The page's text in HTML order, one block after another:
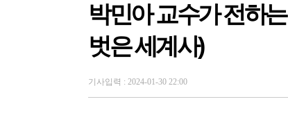
박민아 교수가 전하
벗은 세계사)
기사입력 : 2024-01-30 22:00